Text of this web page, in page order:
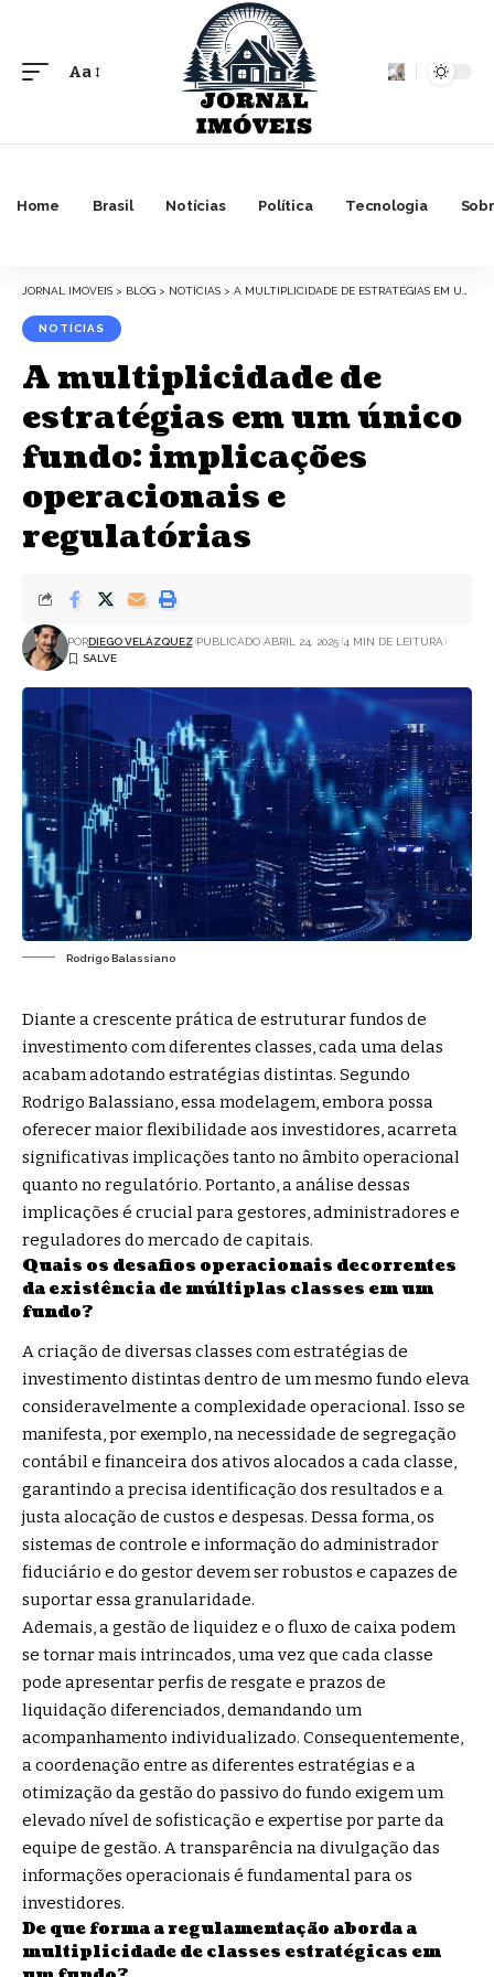
Font
Aa
Home Brasil Notícias Política Tecnologia
JORNAL IMOVEIS > BLOG > NOTÍCIAS > A MULTIPLICIDADE DE ESTRATÉGIAS EM UM ÚNICO FUNDO: IMPLICAÇÕES OPERACIONAIS E REGULATÓRIAS
NOTÍCIAS
A multiplicidade de
estratégias em um único
fundo: implicações
operacionais e
regulatórias
PORDIEGO VELÁZQUEZ PUBLICADO ABRIL 24, 2025 4 MIN DE LEITURA
Rodrigo Balassiano
Diante a crescente prática de estruturar fundos de
investimento com diferentes classes, cada uma delas
acabam adotando estratégias distintas. Segundo
Rodrigo Balassiano, essa modelagem, embora possa
oferecer maior flexibilidade aos investidores, acarreta
significativas implicações tanto no âmbito operacional
quanto no regulatório. Portanto, a análise dessas
implicações é crucial para gestores, administradores e
reguladores do mercado de capitais.
Quais os desafios operacionais decorrentes
da existência de múltiplas classes em um
fundo?
A criação de diversas classes com estratégias de
investimento distintas dentro de um mesmo fundo eleva
consideravelmente a complexidade operacional. Isso se
manifesta, por exemplo, na necessidade de segregação
contábil e financeira dos ativos alocados a cada classe,
garantindo a precisa identificação dos resultados e a
justa alocação de custos e despesas. Dessa forma, os
sistemas de controle e informação do administrador
fiduciário e do gestor devem ser robustos e capazes de
suportar essa granularidade.
Ademais, a gestão de liquidez e o fluxo de caixa podem
se tornar mais intrincados, uma vez que cada classe
pode apresentar perfis de resgate e prazos de
liquidação diferenciados, demandando um
acompanhamento individualizado. Consequentemente,
a coordenação entre as diferentes estratégias e a
otimização da gestão do passivo do fundo exigem um
elevado nível de sofisticação e expertise por parte da
equipe de gestão. A transparência na divulgação das
informações operacionais é fundamental para os
investidores.
De que forma a regulamentação aborda a
multiplicidade de classes estratégicas em